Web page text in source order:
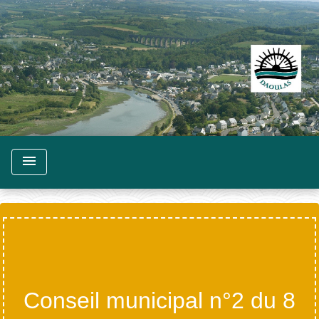
menu
Conseil municipal n°2 du 8